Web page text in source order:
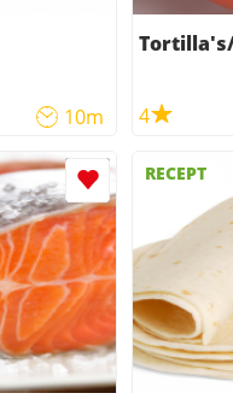
10m 4
RECEPT